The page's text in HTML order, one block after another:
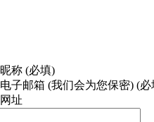
昵称 (必填)
电子邮箱 (我们会为您保密) (必
网址